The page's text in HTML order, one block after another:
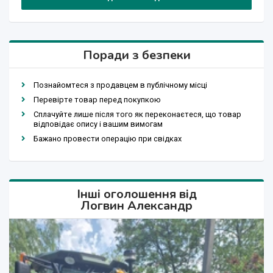
Поради з безпеки
Познайомтеся з продавцем в публічному місці
Перевірте товар перед покупкою
Сплачуйте лише після того як переконаєтеся, що товар
відповідає опису і вашим вимогам
Бажано провести операцію при свідках
Інші оголошення від
Логвин Александр